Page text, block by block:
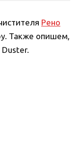
Рено
Также опишем,